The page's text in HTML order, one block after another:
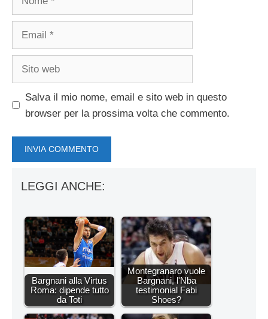
Salva il mio nome, email e sito web in questo
browser per la prossima volta che commento.
LEGGI ANCHE:
Bargnani alla Virtus
Roma: dipende tutto
da Toti
Montegranaro vuole
Bargnani, l'Nba
testimonial Fabi
Shoes?